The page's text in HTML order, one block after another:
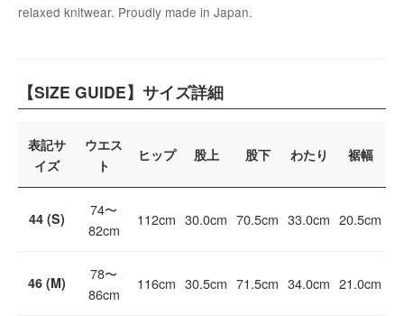
relaxed knitwear. Proudly made in Japan.
【SIZE GUIDE】サイズ詳細
表記サ
イズ
ウエス
ト
ヒップ 股上 股下 わたり 裾幅
44 (S)
74〜
82cm
112cm 30.0cm 70.5cm 33.0cm 20.5cm
46 (M)
78〜
86cm
116cm 30.5cm 71.5cm 34.0cm 21.0cm